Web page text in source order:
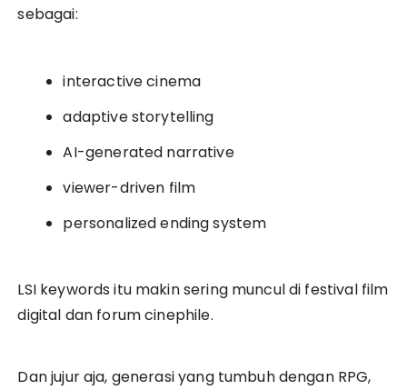
sebagai:
interactive cinema
adaptive storytelling
AI-generated narrative
viewer-driven film
personalized ending system
LSI keywords itu makin sering muncul di festival film
digital dan forum cinephile.
Dan jujur aja, generasi yang tumbuh dengan RPG,